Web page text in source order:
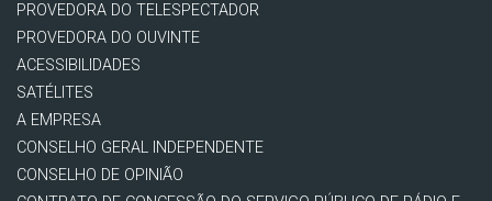
PROVEDORA DO TELESPECTADOR
PROVEDORA DO OUVINTE
ACESSIBILIDADES
SATÉLITES
A EMPRESA
CONSELHO GERAL INDEPENDENTE
CONSELHO DE OPINIÃO